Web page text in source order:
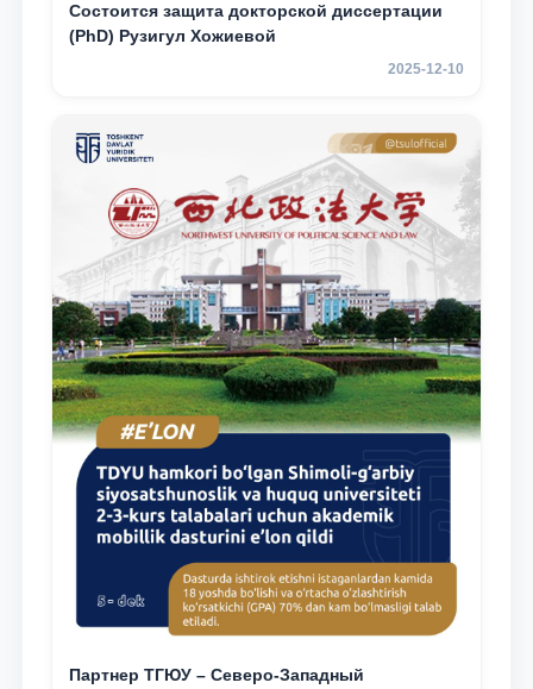
Состоится защита докторской диссертации
(PhD) Рузигул Xoжиевой
2025-12-10
Партнер ТГЮУ – Северо-Западный